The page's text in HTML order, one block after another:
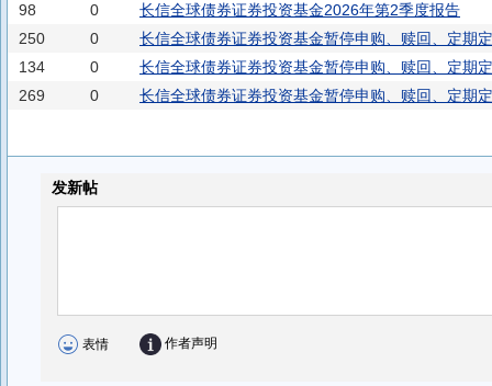
98
0
长信全球债券证券投资基金2026年第2季度报告
250
0
长信全球债券证券投资基金暂停申购、赎回、定期
134
0
长信全球债券证券投资基金暂停申购、赎回、定期
269
0 长信全球债券证券投资基金暂停申购、赎回、定期